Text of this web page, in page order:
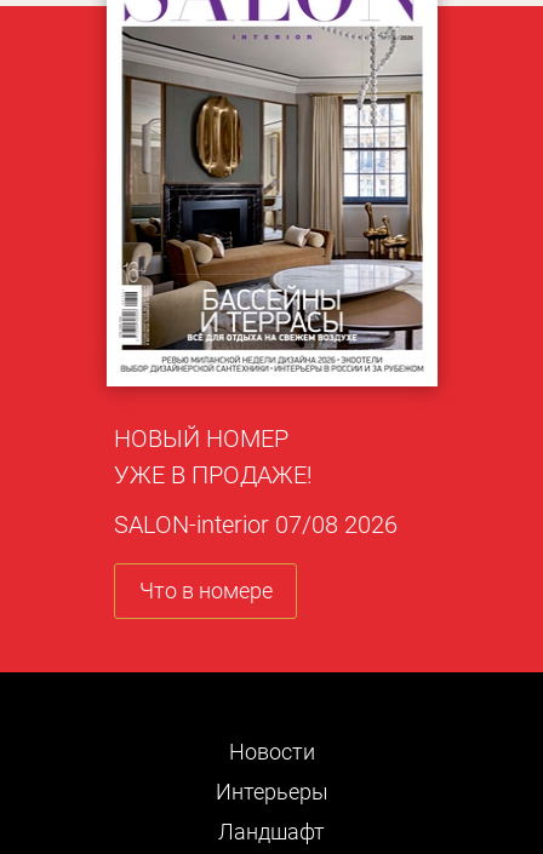
НОВЫЙ НОМЕР
УЖЕ В ПРОДАЖЕ!
SALON-interior 07/08 2026
Что в номере
Новости
Интерьеры
Ландшафт